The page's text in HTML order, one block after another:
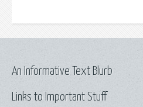
Links to Important Stuff
An Informative Text Blurb